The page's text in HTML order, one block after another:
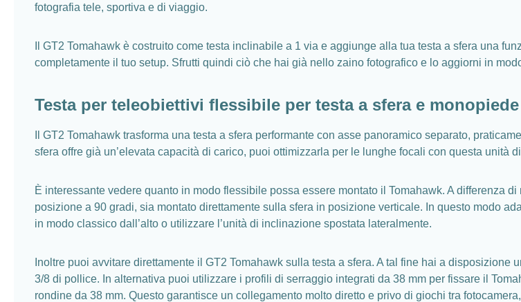
fotografia tele, sportiva e di viaggio.
Il GT2 Tomahawk è costruito come testa inclinabile a 1 via e aggiunge alla tua testa a sfera una
completamente il tuo setup. Sfrutti quindi ciò che hai già nello zaino fotografico e lo aggiorni in
Testa per teleobiettivi flessibile per testa a sfera e monopiede
Il GT2 Tomahawk trasforma una testa a sfera performante con asse panoramico separato,
sfera offre già un’elevata capacità di carico, puoi ottimizzarla per le lunghe focali con questa unità
È interessante vedere quanto in modo flessibile possa essere montato il Tomahawk. A differenza
posizione a 90 gradi, sia montato direttamente sulla sfera in posizione verticale. In questo modo
in modo classico dall’alto o utilizzare l’unità di inclinazione spostata lateralmente.
Inoltre puoi avvitare direttamente il GT2 Tomahawk sulla testa a sfera. A tal fine hai a
3/8 di pollice. In alternativa puoi utilizzare i profili di serraggio integrati da 38 mm per fissare il
rondine da 38 mm. Questo garantisce un collegamento molto diretto e privo di giochi tra